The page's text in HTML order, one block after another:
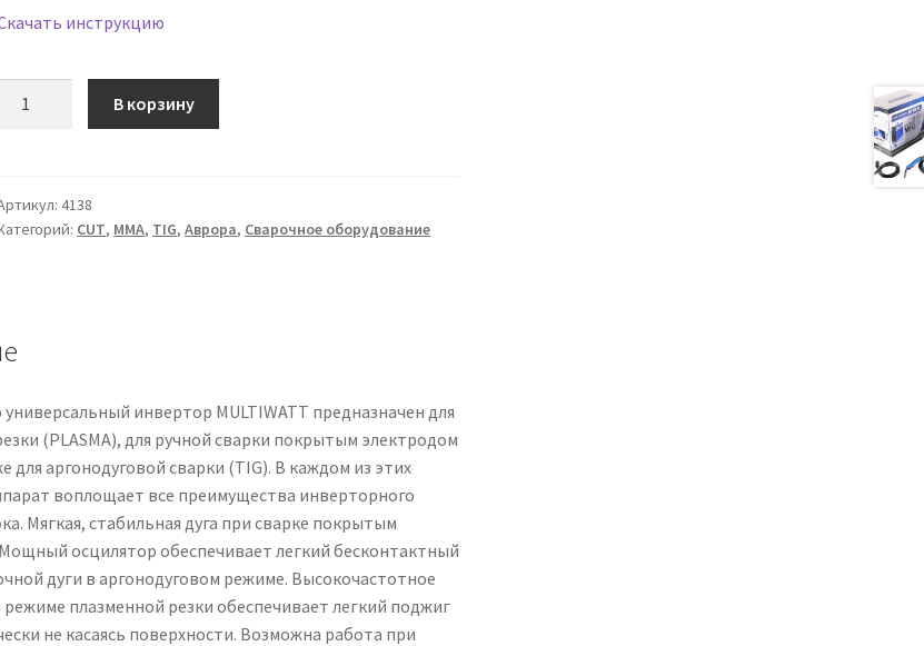
инструкцию
MULTIWATT
В корзину
4138
CUT, MMA, TIG,Аврора, Сварочное оборудование
инвертор MULTIWATT предназначен для
(PLASMA), для ручной сварки покрытым электродом
для аргонодуговой сварки (TIG). В каждом из этих
воплощает все преимущества инверторного
Мягкая, стабильная дуга при сварке покрытым
осцилятор обеспечивает легкий бесконтактный
дуги в аргонодуговом режиме. Высокочастотное
режиме плазменной резки обеспечивает легкий поджиг
не касаясь поверхности. Возможна работа при